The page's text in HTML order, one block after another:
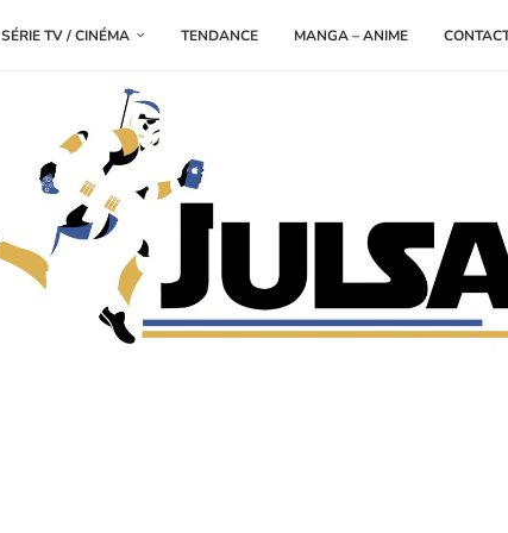
SÉRIE TV / CINÉMA TENDANCE MANGA – ANIME